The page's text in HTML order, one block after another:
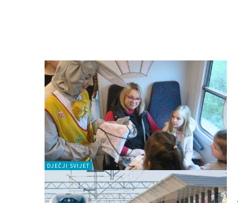
DJEČJI SVIJET